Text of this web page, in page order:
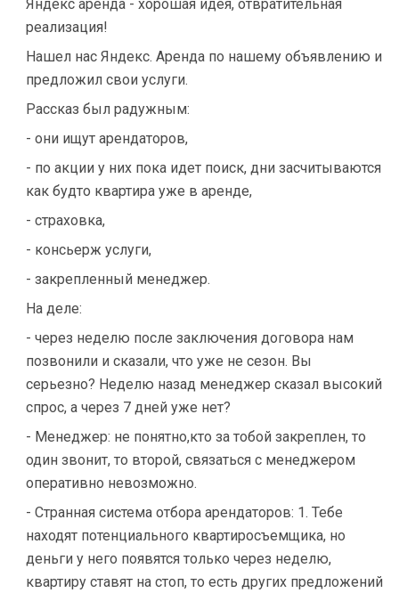
Яндекс аренда - хорошая идея, отвратительная
реализация!
Нашел нас Яндекс. Аренда по нашему объявлению и
предложил свои услуги.
Рассказ был радужным:
- они ищут арендаторов,
- по акции у них пока идет поиск, дни засчитываются
как будто квартира уже в аренде,
- страховка,
- консьерж услуги,
- закрепленный менеджер.
На деле:
- через неделю после заключения договора нам
позвонили и сказали, что уже не сезон. Вы
серьезно? Неделю назад менеджер сказал высокий
спрос, а через 7 дней уже нет?
- Менеджер: не понятно,кто за тобой закреплен, то
один звонит, то второй, связаться с менеджером
оперативно невозможно.
- Странная система отбора арендаторов: 1. Тебе
находят потенциального квартиросъемщика, но
деньги у него появятся только через неделю,
квартиру ставят на стоп, то есть других предложений